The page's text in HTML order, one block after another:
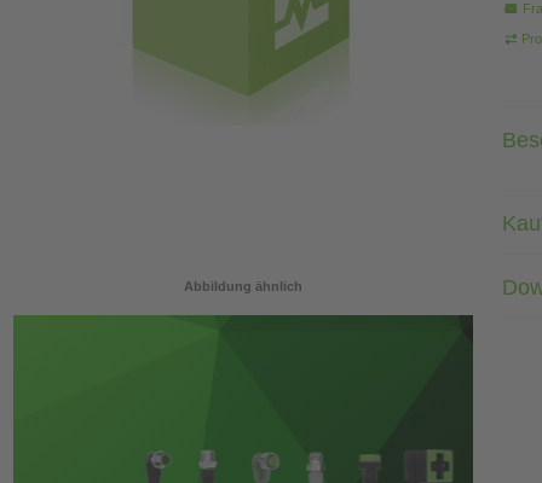
Abbildung ähnlich